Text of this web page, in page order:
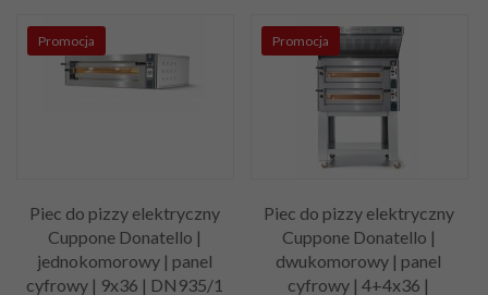
Promocja
Piec do pizzy elektryczny
Cuppone Donatello |
jednokomorowy | panel
cyfrowy | 9x36 | DN935/1
Promocja
Piec do pizzy elektryczny
Cuppone Donatello |
dwukomorowy | panel
cyfrowy | 4+4x36 |